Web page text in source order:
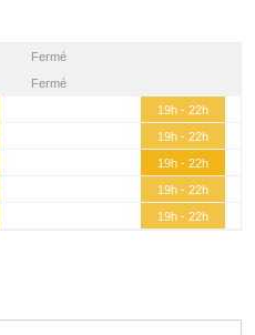
Fermé
Fermé
19h - 22h
19h - 22h
19h - 22h
19h - 22h
19h - 22h